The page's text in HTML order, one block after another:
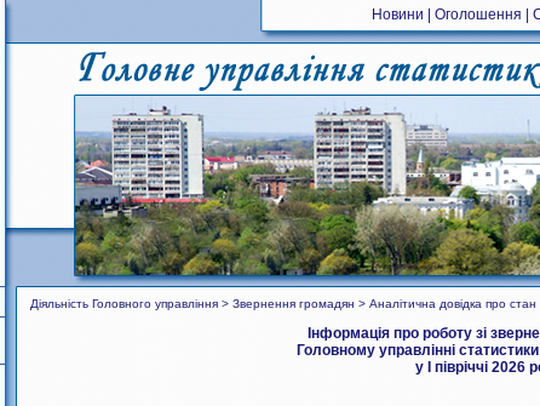
Новини Оголошення
Діяльність Головного управління > Звернення громадян > Аналітична довідка про
Інформація про роботу зі
Головному управлінні
у І півріччі2026